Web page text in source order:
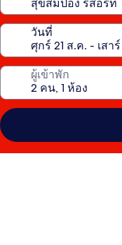
วันที่
ผู้เข้าพัก